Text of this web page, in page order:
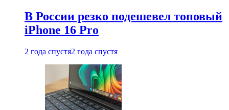
В России резко подешевел топовый
iPhone 16 Pro
2 года спустя2 года спустя